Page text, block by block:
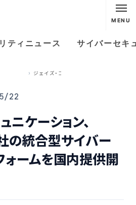
MENU
ティニュース サイバーセキ
22
ニケーション、
統合型サイバー
ォームを国内提供開